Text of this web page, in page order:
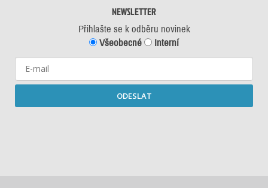
NEWSLETTER
Přihlašte se k odběru novinek
Všeobecné
Interní
ODESLAT